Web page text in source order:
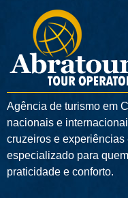
Agência de turismo em
nacionais e
cruzeiros e
especializado para
praticidade e conforto.